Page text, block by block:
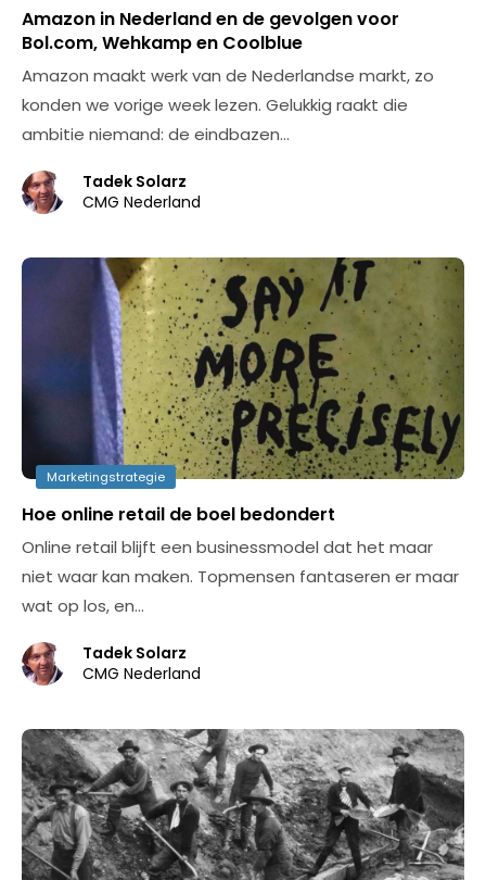
Amazon in Nederland en de gevolgen voor
Bol.com, Wehkamp en Coolblue
Amazon maakt werk van de Nederlandse markt, zo
konden we vorige week lezen. Gelukkig raakt die
ambitie niemand: de eindbazen…
Tadek Solarz
CMG Nederland
Marketingstrategie
Hoe online retail de boel bedondert
Online retail blijft een businessmodel dat het maar
niet waar kan maken. Topmensen fantaseren er maar
wat op los, en…
Tadek Solarz
CMG Nederland